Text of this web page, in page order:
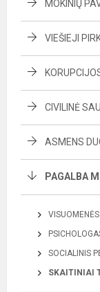
MOKINIŲ
VIEŠIEJI
CIVILINĖ
ASMENS
PAGALBA
SOCIALINIS
SKAITINIAI